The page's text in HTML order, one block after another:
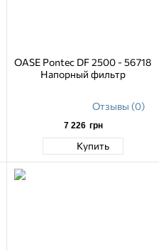
OASE Pontec DF 2500 - 56718
Напорный фильтр
Отзывы (0)
7 226 грн
Купить